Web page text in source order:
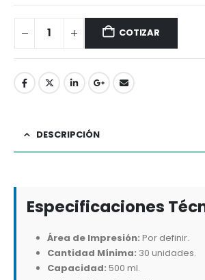
COTIZAR
DESCRIPCIÓN
Especificaciones
Área de Impresión: Por definir.
Cantidad Mínima: 30 unidades.
Capacidad: 500 ml.